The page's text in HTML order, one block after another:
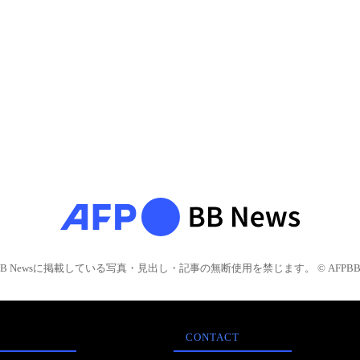
Newsに掲載している写真・見出し・記事の無断使用を禁じます。 © AFPBB
CONTACT